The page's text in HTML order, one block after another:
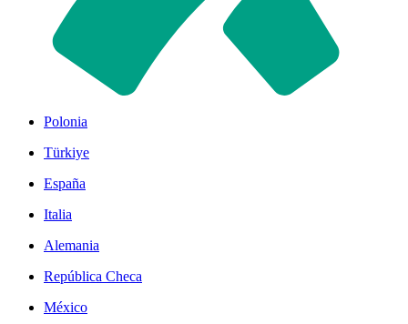
Polonia
Türkiye
España
Italia
Alemania
República Checa
México